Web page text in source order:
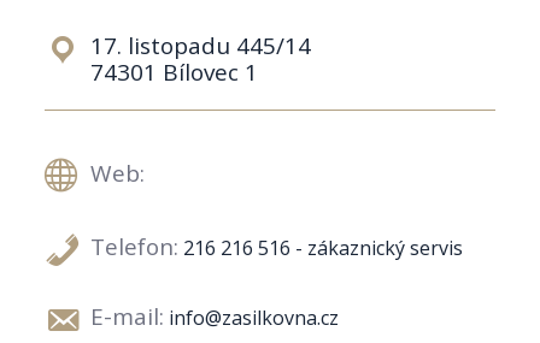
17. listopadu 445/14
74301 Bílovec 1
Web:
Telefon: 216 216 516 - zákaznický servis
E-mail: info@zasilkovna.cz